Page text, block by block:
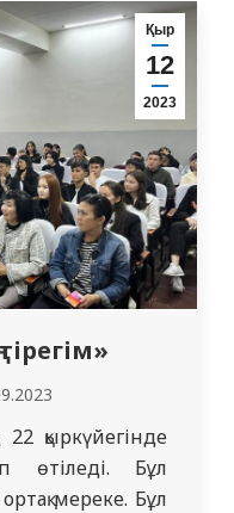
5
және 3 курс
факультеті
Қыр
12
2023
қыркүйегінде
өтіледі. Бұл
мереке. Бұл